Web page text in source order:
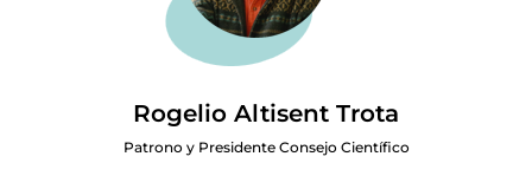
Patrocinio de Málaga.
Rogelio Altisent Trota
Patrono y Presidente Consejo Científico